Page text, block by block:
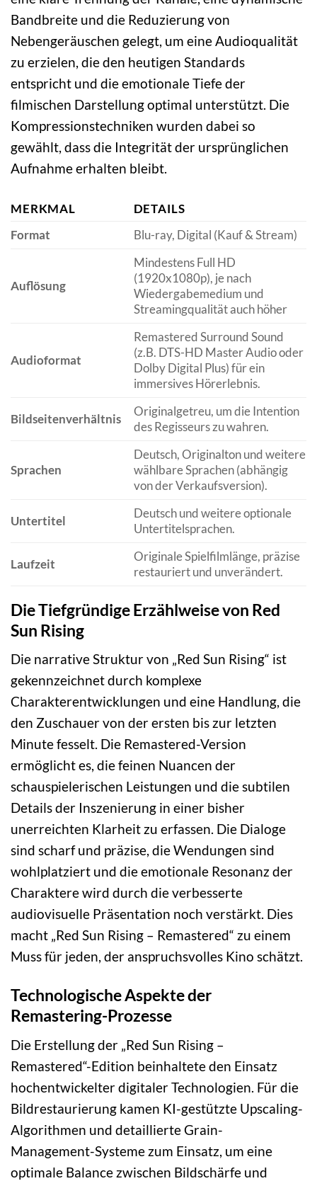
Bandbreite und die Reduzierung von
Nebengeräuschen gelegt, um eine Audioqualität
zu erzielen, die den heutigen Standards
entspricht und die emotionale Tiefe der
filmischen Darstellung optimal unterstützt. Die
Kompressionstechniken wurden dabei so
gewählt, dass die Integrität der ursprünglichen
Aufnahme erhalten bleibt.
MERKMAL
DETAILS
Format
Blu-ray, Digital (Kauf & Stream)
Auflösung
Mindestens Full HD
(1920x1080p), je nach
Wiedergabemedium und
Streamingqualität auch höher
Audioformat
Remastered Surround Sound
(z.B. DTS-HD Master Audio oder
Dolby Digital Plus) für ein
immersives Hörerlebnis.
Bildseitenverhältnis
Originalgetreu, um die Intention
des Regisseurs zu wahren.
Sprachen
Deutsch, Originalton und weitere
wählbare Sprachen (abhängig
von der Verkaufsversion).
Untertitel
Deutsch und weitere optionale
Untertitelsprachen.
Laufzeit
Originale Spielfilmlänge, präzise
restauriert und unverändert.
Die Tiefgründige Erzählweise von Red
Sun Rising
Die narrative Struktur von „Red Sun Rising“ ist
gekennzeichnet durch komplexe
Charakterentwicklungen und eine Handlung, die
den Zuschauer von der ersten bis zur letzten
Minute fesselt. Die Remastered-Version
ermöglicht es, die feinen Nuancen der
schauspielerischen Leistungen und die subtilen
Details der Inszenierung in einer bisher
unerreichten Klarheit zu erfassen. Die Dialoge
sind scharf und präzise, die Wendungen sind
wohlplatziert und die emotionale Resonanz der
Charaktere wird durch die verbesserte
audiovisuelle Präsentation noch verstärkt. Dies
macht „Red Sun Rising – Remastered“ zu einem
Muss für jeden, der anspruchsvolles Kino schätzt.
Technologische Aspekte der
Remastering-Prozesse
Die Erstellung der „Red Sun Rising –
Remastered“-Edition beinhaltete den Einsatz
hochentwickelter digitaler Technologien. Für die
Bildrestaurierung kamen KI-gestützte Upscaling-
Algorithmen und detaillierte Grain-
Management-Systeme zum Einsatz, um eine
optimale Balance zwischen Bildschärfe und